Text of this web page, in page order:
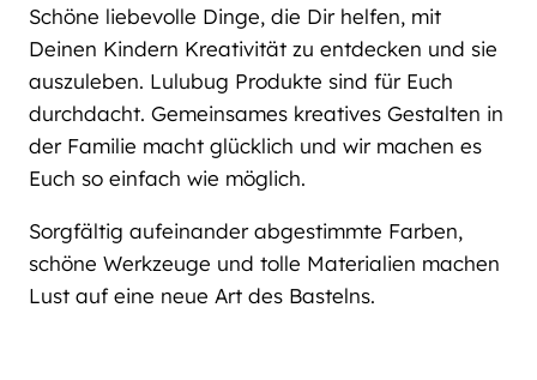
Schöne liebevolle Dinge, die Dir helfen, mit
Deinen Kindern Kreativität zu entdecken und sie
auszuleben. Lulubug Produkte sind für Euch
durchdacht. Gemeinsames kreatives Gestalten in
der Familie macht glücklich und wir machen es
Euch so einfach wie möglich.
Sorgfältig aufeinander abgestimmte Farben,
schöne Werkzeuge und tolle Materialien machen
Lust auf eine neue Art des Bastelns.